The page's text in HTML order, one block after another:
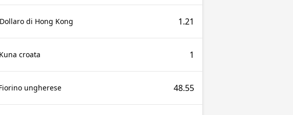
di Hong Kong 1.21
croata 1
ungherese 48.55